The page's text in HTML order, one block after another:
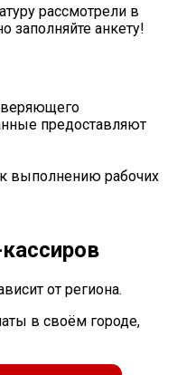
рассмотрели в
заполняйте анкету!
предоставляют
выполнению рабочих
от региона.
в своём городе,